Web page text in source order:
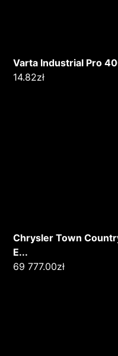
Varta Industrial Pro
14.82zł
Chrysler Town
E...
69 777.00zł